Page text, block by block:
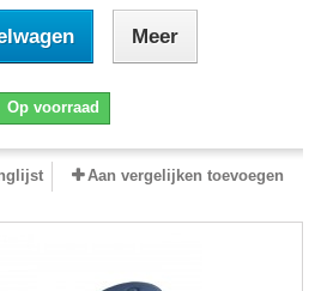
Meer
Op voorraad
Aan vergelijken toevoegen